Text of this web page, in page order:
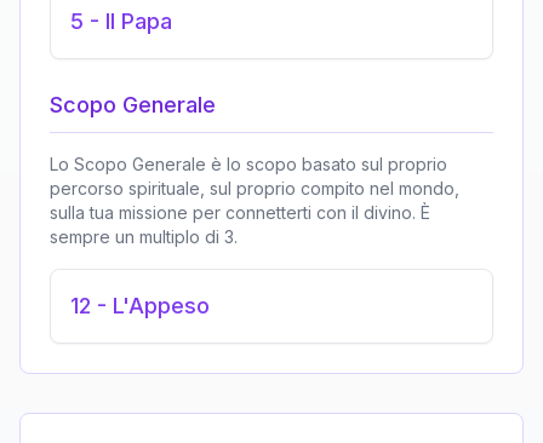
5 - Il Papa
Scopo Generale
Lo Scopo Generale è lo scopo basato sul proprio
percorso spirituale, sul proprio compito nel mondo,
sulla tua missione per connetterti con il divino. È
sempre un multiplo di 3.
12 - L'Appeso